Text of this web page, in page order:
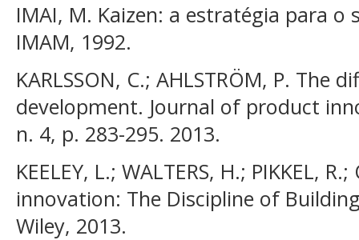
IMAI, M. Kaizen: a estratégia para o
IMAM, 1992.
KARLSSON, C.; AHLSTRÖM, P.
development. Journal of product
n. 4, p. 283-295. 2013.
KEELEY, L.; WALTERS, H.; PIKKEL,
innovation: The Discipline of
Wiley, 2013.